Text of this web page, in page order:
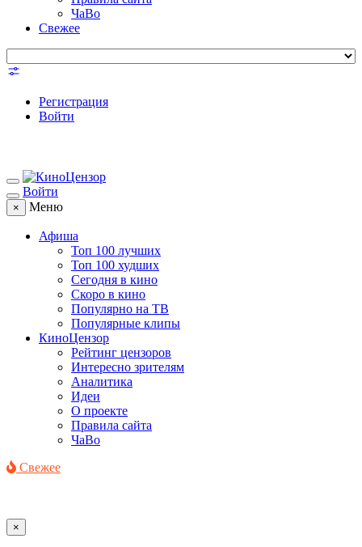
ЧаВо
Свежее
Регистрация
Войти
Войти
× Меню
Афиша
Топ 100 лучших
Топ 100 худших
Сегодня в кино
Скоро в кино
Популярно на ТВ
Популярные клипы
КиноЦензор
Рейтинг цензоров
Интересно зрителям
Аналитика
Идеи
О проекте
Правила сайта
ЧаВо
Свежее
×